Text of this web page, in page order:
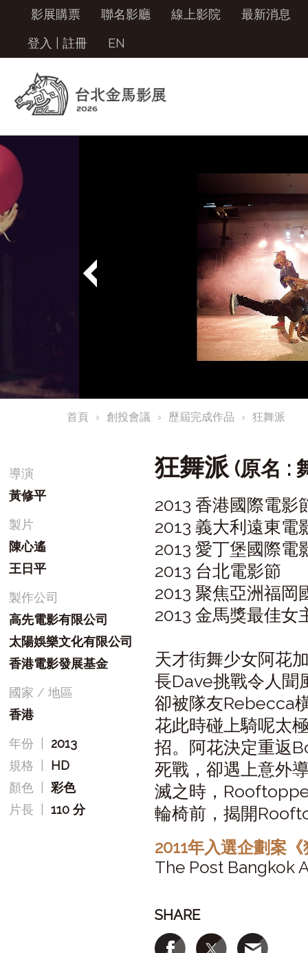
影展購票 聯名影廳 線上影院
最新消息
登入
註冊 EN
首頁 創投會議 歷屆完成作品 狂舞派
導演
黃修平
製片
陳心遙
王日平
製作公司
高先電影有限公司
太陽娛樂文化有限公司
香港電影發展基金
國家 / 地區
香港
年份
2013
規格
HD
顏色 |彩色
片長 |110 分
狂舞派 (原名 :
2013 香港國際電影
2013 義大利遠東電
2013 愛丁堡國際電
2013 台北電影節
2013 聚焦亞洲福岡
2013 金馬獎最佳女
天才街舞少女阿花
長Dave挑戰令人
卻被隊友Rebecca
花此時碰上騎呢太
招。阿花決定重返
死戰，卻遇上意外
滅之時，
輪椅前，揭開
2011年入選企劃案
The Post Bangkok
SHARE